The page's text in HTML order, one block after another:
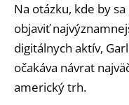
Na otázku, kde by
objaviť
digitálnych aktív,
očakáva návrat
americký trh.